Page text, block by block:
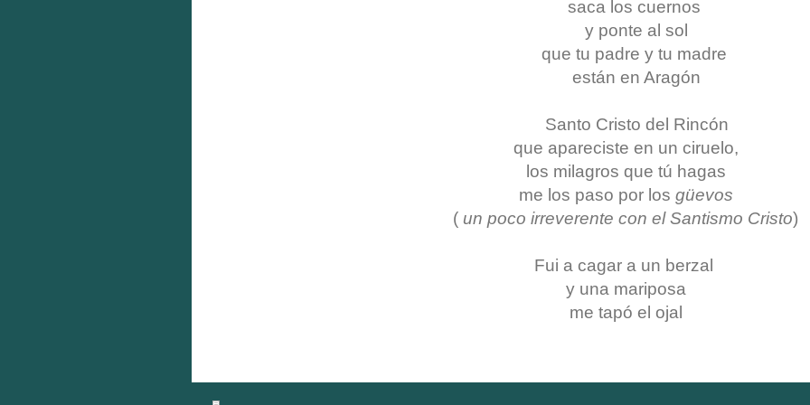
saca los cuernos
y ponte al sol
que tu padre y tu madre
están en Aragón
Santo Cristo del Rincón
que apareciste en un ciruelo,
los milagros que tú hagas
me los paso por los güevos
( un poco irreverente con el Santismo Cristo)
Fui a cagar a un berzal
y una mariposa
me tapó el ojal